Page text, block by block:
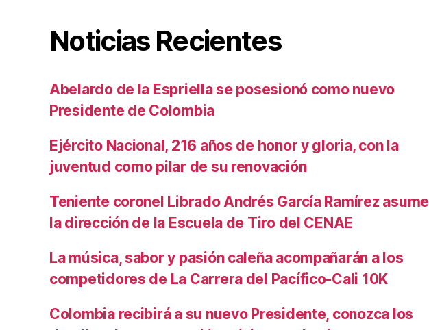
Noticias Recientes
Abelardo de la Espriella se posesionó como nuevo
Presidente de Colombia
Ejército Nacional, 216 años de honor y gloria, con la
juventud como pilar de su renovación
Teniente coronel Librado Andrés García Ramírez asume
la dirección de la Escuela de Tiro del CENAE
La música, sabor y pasión caleña acompañarán a los
competidores de La Carrera del Pacífico-Cali 10K
Colombia recibirá a su nuevo Presidente, conozca los